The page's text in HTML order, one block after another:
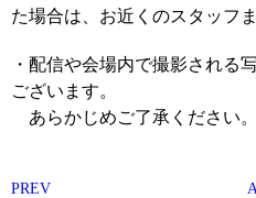
た場合は、お近くのスタッフ
・配信や会場内で撮影される
ございます。
あらかじめご了承ください。
PREV